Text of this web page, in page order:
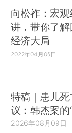
向松祚：宏
讲，带你了
经济大局
2022年04月06日
特稿｜患儿
议：韩杰案的
2026年08月09日